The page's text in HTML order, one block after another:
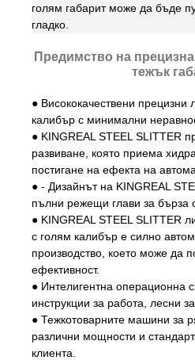
голям габарит може да бъде
гладко.
Предимство на
тежък
● Висококачествени прецизни
калибър с минимални
● KINGREAL STEEL SLITTER
развиване, която приема
постигане на ефекта на
● - Дизайнът на KINGREAL
пълни режещи глави за бърза
● KINGREAL STEEL SLITTER
с голям калибър е силно
производство, което може да
ефективност.
● Интелигентна операционна
инструкции за работа, лесни
● Тежкотоварните машини за
различни мощности и
клиента.